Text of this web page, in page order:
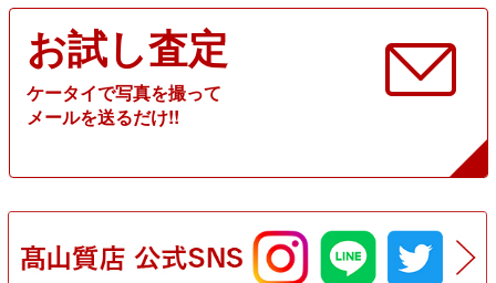
お試し査定
ケータイで写真を撮って
メールを送るだけ!!